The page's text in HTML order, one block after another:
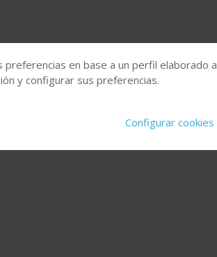
en base a un perfil elaborado a
y configurar sus preferencias.
Configurar cookies